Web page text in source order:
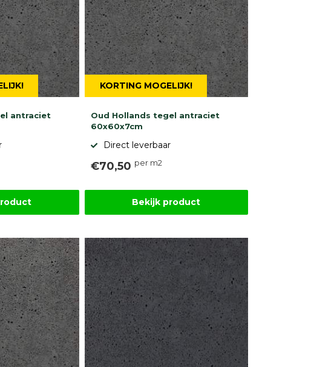
antraciet
KORTING MOGELIJK!
Oud Hollands tegel antraciet
60x60x7cm
Direct leverbaar
€70,50 per m2
Bekijk product